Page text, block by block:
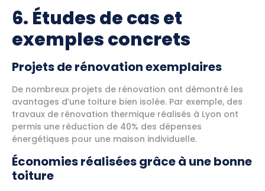
6. Études de cas et
exemples concrets
Projets de rénovation exemplaires
De nombreux projets de rénovation ont démontré les
avantages d’une toiture bien isolée. Par exemple, des
travaux de rénovation thermique réalisés à Lyon ont
permis une réduction de 40% des dépenses
énergétiques pour une maison individuelle.
Économies réalisées grâce à une bonne
toiture